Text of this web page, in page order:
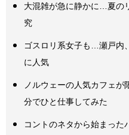
大混雑が急に静かに…夏の
究
ゴスロリ系女子も…瀬戸内
に人気
ノルウェーの人気カフェが
分でひと仕事してみた
コントのネタから始まった